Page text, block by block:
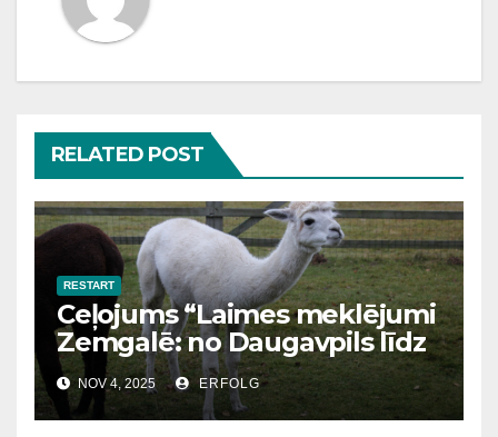
RELATED POST
RESTART
Ceļojums “Laimes meklējumi
Zemgalē: no Daugavpils līdz
Bauskai”
NOV 4, 2025 ERFOLG